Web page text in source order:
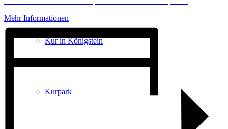
Kur in Königstein
Kurpark
Mehr Informationen